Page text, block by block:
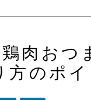
肉おつ
方のポ